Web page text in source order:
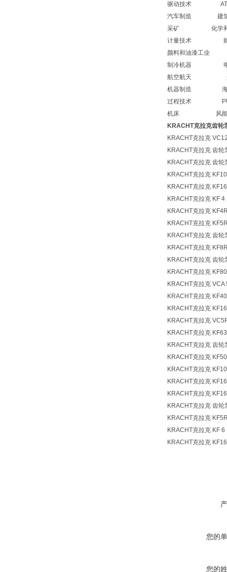
驱动技术
汽车制造 建筑
采矿 化学和
计量技术 能
颜料和油漆工业
制冷机器 电
航空航天
机器制造 海
过程技术 PU
机床 风能
KRACHT克拉克齿轮
KRACHT克拉克
KRACHT克拉克 齿
KRACHT克拉克 齿
KRACHT克拉克
KRACHT克拉克
KRACHT克拉克 KF
KRACHT克拉克
KRACHT克拉克
KRACHT克拉克 齿
KRACHT克拉克
KRACHT克拉克 齿
KRACHT克拉克
KRACHT克拉克 VCA
KRACHT克拉克
KRACHT克拉克
KRACHT克拉克
KRACHT克拉克
KRACHT克拉克 齿
KRACHT克拉克
KRACHT克拉克
KRACHT克拉克
KRACHT克拉克
KRACHT克拉克 齿
KRACHT克拉克
KRACHT克拉克 KF
KRACHT克拉克
您的
您的